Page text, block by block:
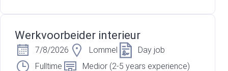
t de Nationale Loterij. Jij kunt de spilfiguur worden in
deze dynamische omgeving!
Werkvoorbeider interieur
7/8/2026 Lommel
Day job
Fulltime
Medior (2-5 years experience)